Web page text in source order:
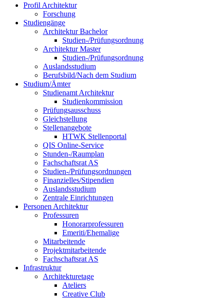
Profil Architektur
Forschung
Studiengänge
Architektur Bachelor
Studien-/Prüfungsordnung
Architektur Master
Studien-/Prüfungsordnung
Auslandsstudium
Berufsbild/Nach dem Studium
Studium/Ämter
Studienamt Architektur
Studienkommission
Prüfungsausschuss
Gleichstellung
Stellenangebote
HTWK Stellenportal
QIS Online-Service
Stunden-/Raumplan
Fachschaftsrat AS
Studien-/Prüfungsordnungen
Finanzielles/Stipendien
Auslandsstudium
Zentrale Einrichtungen
Personen Architektur
Professuren
Honorarprofessuren
Emeriti/Ehemalige
Mitarbeitende
Projektmitarbeitende
Fachschaftsrat AS
Infrastruktur
Architekturetage
Ateliers
Creative Club